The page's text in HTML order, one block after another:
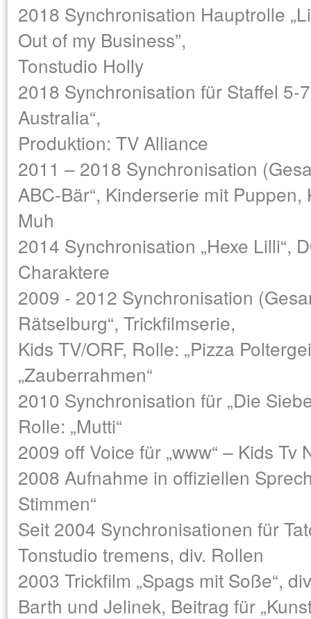
2018 Synchronisation Hauptrolle
Out of my Business”,
Tonstudio Holly
2018 Synchronisation für Staffel 5-
Australia“,
Produktion: TV Alliance
2011 – 2018 Synchronisation
ABC-Bär“, Kinderserie mit
Muh
2014 Synchronisation „Hexe Lilli“,
Charaktere
2009 - 2012 Synchronisation
Rätselburg“, Trickfilmserie,
Kids TV/ORF, Rolle: „Pizza
„Zauberrahmen“
2010 Synchronisation für „Die
Rolle: „Mutti“
2009 off Voice für „www“ – Kids Tv
2008 Aufnahme in offiziellen
Stimmen“
Seit 2004 Synchronisationen für
Tonstudio tremens, div. Rollen
2003 Trickfilm „Spags mit Soße“,
Barth und Jelinek, Beitrag für